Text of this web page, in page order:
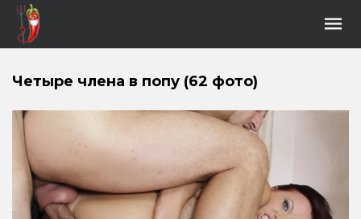
Четыре члена в попу (62 фото)